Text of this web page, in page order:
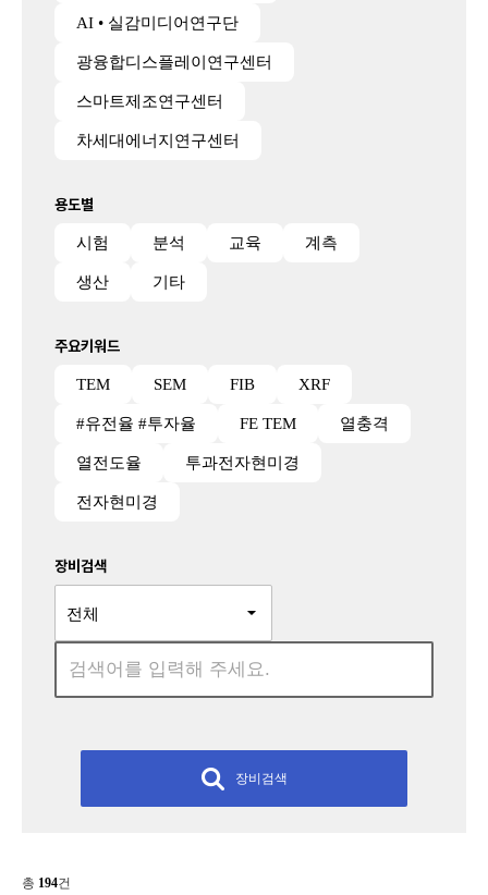
AI • 실감미디어연구단
광융합디스플레이연구센터
스마트제조연구센터
차세대에너지연구센터
용도별
시험 분석 교육 계측
생산 기타
주요키워드
TEM SEM FIB XRF
#유전율 #투자율 FE TEM 열충격
열전도율 투과전자현미경
전자현미경
장비검색
장비검색
총 194건